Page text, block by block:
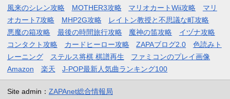
風来のシレン攻略
MOTHER3攻略 マリオカートWii攻略
マリ
オカート7攻略
MHP2G攻略
レイトン教授と不思議な町攻略
悪魔の箱攻略
最後の時間旅行攻略 魔神の笛攻略
イヅナ攻略
コンタクト攻略
カードヒーロー攻略 ZAPAブログ2.0
色読みト
レーニング
ステルス将棋 棋譜再生
ファミコンのプレイ画像
Amazon
楽天 J-POP最新人気曲ランキング100
Site admin： ZAPAnet総合情報局